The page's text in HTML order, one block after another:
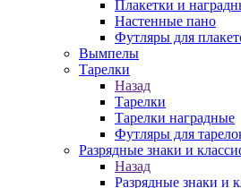
Плакетки и
Настенные пано
Футляры для
Вымпелы
Тарелки
Назад
Тарелки
Тарелки наградные
Футляры для
Разрядные знаки и
Назад
Разрядные знаки и